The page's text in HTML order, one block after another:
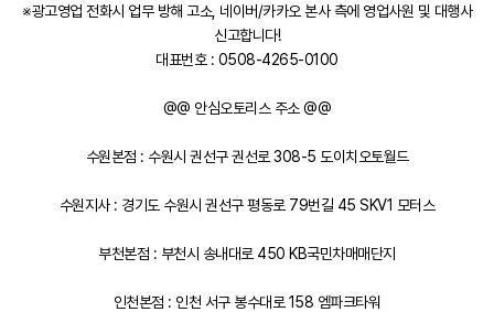
※광고영업 전화시 업무 방해 고소, 네이버/카카오 본사 측에 영업사원 및 대행사
신고합니다!
대표번호 : 0508-4265-0100
@@ 안심오토리스 주소 @@
수원본점 : 수원시 권선구 권선로 308-5 도이치오토월드
수원지사 : 경기도 수원시 권선구 평동로 79번길 45 SKV1 모터스
부천본점 : 부천시 송내대로 450 KB국민차매매단지
인천본점 : 인천 서구 봉수대로 158 엠파크타워